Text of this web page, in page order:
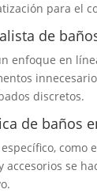
para el
de
enfoque en
discretos.
de baños
accesorios se